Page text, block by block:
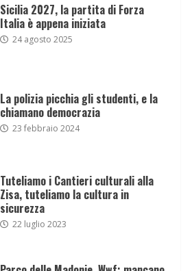
Sicilia 2027, la partita di Forza
Italia è appena iniziata
24 agosto 2025
La polizia picchia gli studenti, e la
chiamano democrazia
23 febbraio 2024
Tuteliamo i Cantieri culturali alla
Zisa, tuteliamo la cultura in
sicurezza
22 luglio 2023